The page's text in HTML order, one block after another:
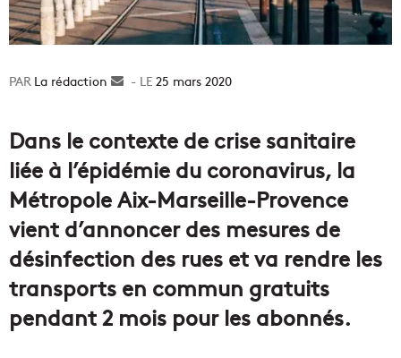
La rédaction
Envoyer25 mars 2020
Dans le contexte de crise sanitaire
liée à l’épidémie du coronavirus, la
Métropole Aix-Marseille-Provence
vient d’annoncer des mesures de
désinfection des rues et va rendre les
transports en commun gratuits
pendant 2 mois pour les abonnés.